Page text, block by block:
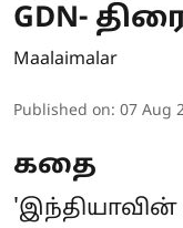
GDN-
Maalaimalar
Published on: 07 Aug
கதை
'இந்தியாவின்